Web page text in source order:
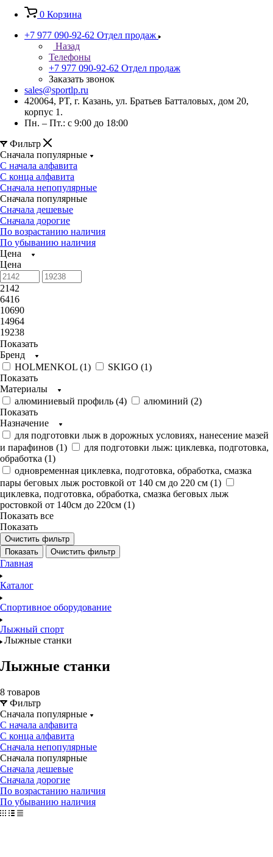
0 Корзина
+7 977 090-92-62 Отдел продаж
Назад
Телефоны
+7 977 090-92-62 Отдел продаж
Заказать звонок
sales@sportlp.ru
420064, PT, г. Казань, ул. Братьев Батталовых, дом 20,
корпус 1.
Пн. – Пт.: с 9:00 до 18:00
Фильтр
Сначала популярные
С начала алфавита
С конца алфавита
Сначала непопулярные
Сначала популярные
Сначала дешевые
Сначала дорогие
По возрастанию наличия
По убыванию наличия
Цена
Цена
2142
6416
10690
14964
19238
Показать
Бренд
HOLMENKOL (1) SKIGO (1)
Показать
Материалы
алюминиевый профиль (4) алюминий (2)
Показать
Назначение
для подготовки лыж в дорожных условиях, нанесение мазей
и парафинов (1)
для подготовки лыж: циклевка, подготовка,
обработка (1)
одновременная циклевка, подготовка, обработка, смазка
пары беговых лыж ростовкой от 140 см до 220 см (1)
циклевка, подготовка, обработка, смазка беговых лыж
ростовкой от 140см до 220см (1)
Показать все
Показать
Очистить фильтр
Показать
Очистить фильтр
Главная
Каталог
Спортивное оборудование
Лыжный спорт
Лыжные станки
Лыжные станки
8 товаров
Фильтр
Сначала популярные
С начала алфавита
С конца алфавита
Сначала непопулярные
Сначала популярные
Сначала дешевые
Сначала дорогие
По возрастанию наличия
По убыванию наличия